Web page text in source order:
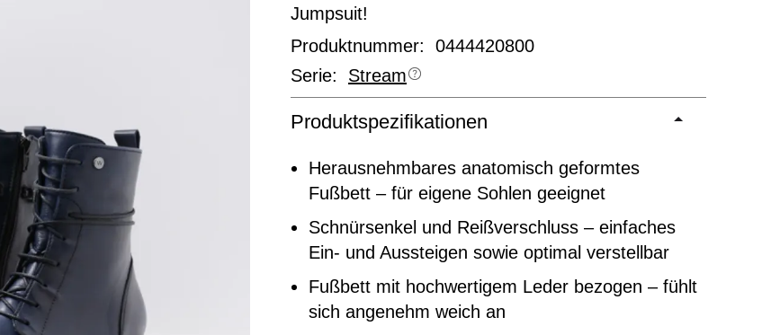
Jumpsuit!
Produktnummer: 0444420800
Serie: Stream
Produktspezifikationen
Herausnehmbares anatomisch geformtes
Fußbett – für eigene Sohlen geeignet
Schnürsenkel und Reißverschluss – einfaches
Ein- und Aussteigen sowie optimal verstellbar
Fußbett mit hochwertigem Leder bezogen – fühlt
sich angenehm weich an